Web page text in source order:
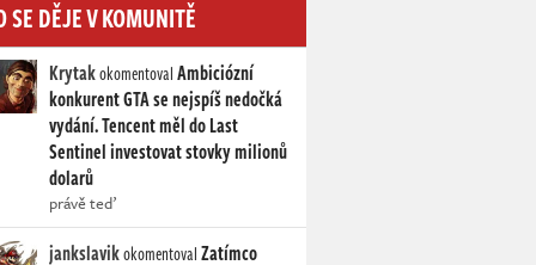
SE DĚJE V KOMUNITĚ
KrytakokomentovalAmbiciózní
konkurent GTA se nejspíš nedočká
vydání. Tencent měl do Last
Sentinel investovat stovky milionů
dolarů
právě teď
jankslavikokomentovalZatímco